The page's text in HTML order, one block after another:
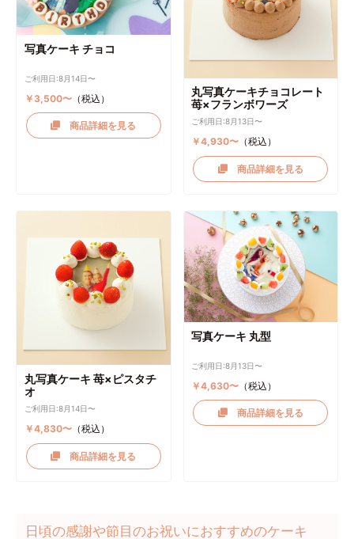
写真ケーキ チョコ
ご利用日:8月14日〜
￥3,500〜（税込）
商品詳細を見る
丸写真ケーキチョコレート
苺×フランボワーズ
ご利用日:8月13日〜
￥4,930〜 （税込）
商品詳細を見る
丸写真ケーキ 苺×ピスタチ
オ
ご利用日:8月14日〜
￥4,830〜（税込）
商品詳細を見る
写真ケーキ 丸型
ご利用日:8月13日〜
￥4,630〜 （税込）
商品詳細を見る
日頃の感謝や節目のお祝いにおすすめのケーキ